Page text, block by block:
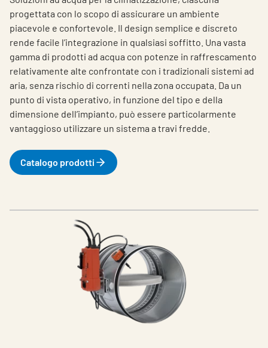
progettata con lo scopo di assicurare un ambiente
piacevole e confortevole. Il design semplice e discreto
rende facile l’integrazione in qualsiasi soffitto. Una vasta
gamma di prodotti ad acqua con potenze in raffrescamento
relativamente alte confrontate con i tradizionali sistemi ad
aria, senza rischio di correnti nella zona occupata. Da un
punto di vista operativo, in funzione del tipo e della
dimensione dell’impianto, può essere particolarmente
vantaggioso utilizzare un sistema a travi fredde.
Catalogo prodotti